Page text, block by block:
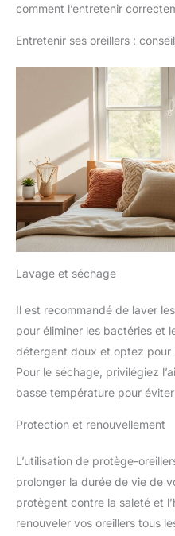
comment l’entretenir
Entretenir ses oreillers :
Lavage et séchage
Il est recommandé de laver
pour éliminer les bactéries et
détergent doux et optez pour
Pour le séchage, privilégiez
basse température pour
Protection et renouvellement
L’utilisation de protège-
prolonger la durée de vie de
protègent contre la saleté et
renouveler vos oreillers tous